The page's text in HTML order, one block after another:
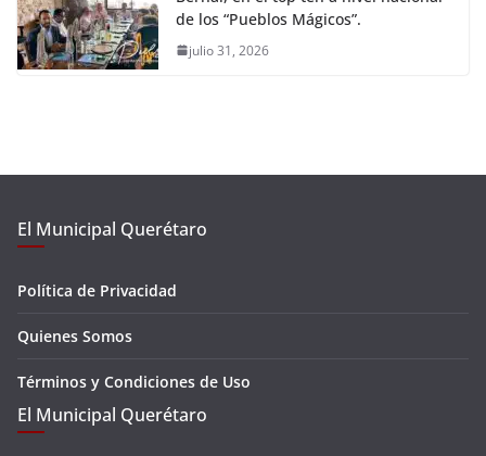
de los “Pueblos Mágicos”.
julio 31, 2026
El Municipal Querétaro
Política de Privacidad
Quienes Somos
Términos y Condiciones de Uso
El Municipal Querétaro